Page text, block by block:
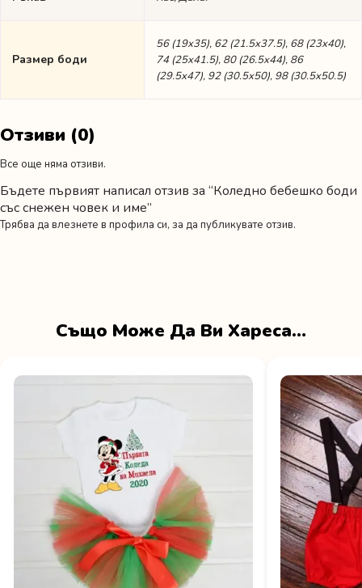
Размер боди
56 (19х35), 62 (21.5х37.5), 68 (23х40),
74 (25х41.5), 80 (26.5х44), 86
(29.5х47), 92 (30.5х50), 98 (30.5х50.5)
Отзиви (0)
Все още няма отзиви.
Бъдете първият написал отзив за “Коледно бебешко боди
със снежен човек и име”
Трябва да влезнете в профила си, за да публикувате отзив.
Също Може Да Ви Хареса…